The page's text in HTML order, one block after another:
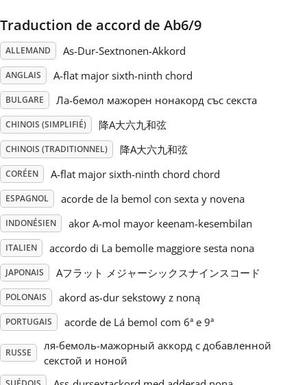
Polski
Português
Русский
Svenska
Tiếng Việt
Українська
简体中文
繁體中文
Traduction de accord de Ab6/9
ALLEMAND As-Dur-Sextnonen-Akkord
ANGLAIS A-flat major sixth-ninth chord
BULGARE Ла-бемол мажорен нонакорд със секста
CHINOIS (SIMPLIFIÉ) 降A大六九和弦
CHINOIS (TRADITIONNEL) 降A大六九和弦
CORÉEN A-flat major sixth-ninth chord chord
ESPAGNOL acorde de la bemol con sexta y novena
INDONÉSIEN akor A-mol mayor keenam-kesembilan
ITALIEN accordo di La bemolle maggiore sesta nona
JAPONAIS Aフラット メジャーシックスナインスコード
POLONAIS akord as-dur sekstowy z noną
PORTUGAIS acorde de Lá bemol com 6ª e 9ª
RUSSE
ля-бемоль-мажорный аккорд с добавленной
секстой и ноной